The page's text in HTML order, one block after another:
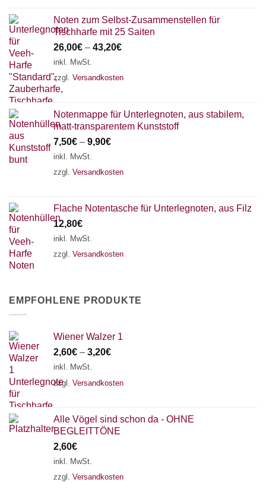
Noten zum Selbst-Zusammenstellen für
Tischharfe mit 25 Saiten
26,00€ – 43,20€
inkl. MwSt.
zzgl. Versandkosten
Notenmappe für Unterlegnoten, aus stabilem,
matt-transparentem Kunststoff
7,50€ – 9,90€
inkl. MwSt.
zzgl. Versandkosten
Flache Notentasche für Unterlegnoten, aus Filz
12,80€
inkl. MwSt.
zzgl. Versandkosten
EMPFOHLENE PRODUKTE
Wiener Walzer 1
2,60€ – 3,20€
inkl. MwSt.
zzgl. Versandkosten
Alle Vögel sind schon da - OHNE
BEGLEITTÖNE
2,60€
inkl. MwSt.
zzgl. Versandkosten